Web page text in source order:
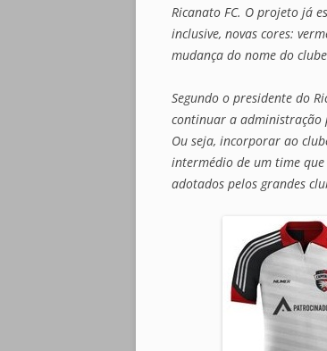
Ricanato FC. O projeto já
inclusive, novas cores:
mudança do nome do
Segundo o presidente do
continuar a administração
Ou seja, incorporar ao
intermédio de um time
adotados pelos grandes